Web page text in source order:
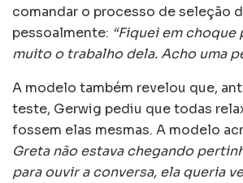
comandar o processo de seleção
pessoalmente: “Fiquei em choque
muito o trabalho dela. Acho uma
A modelo também revelou que,
teste, Gerwig pediu que todas
fossem elas mesmas. A modelo
Greta não estava chegando
para ouvir a conversa, ela queria